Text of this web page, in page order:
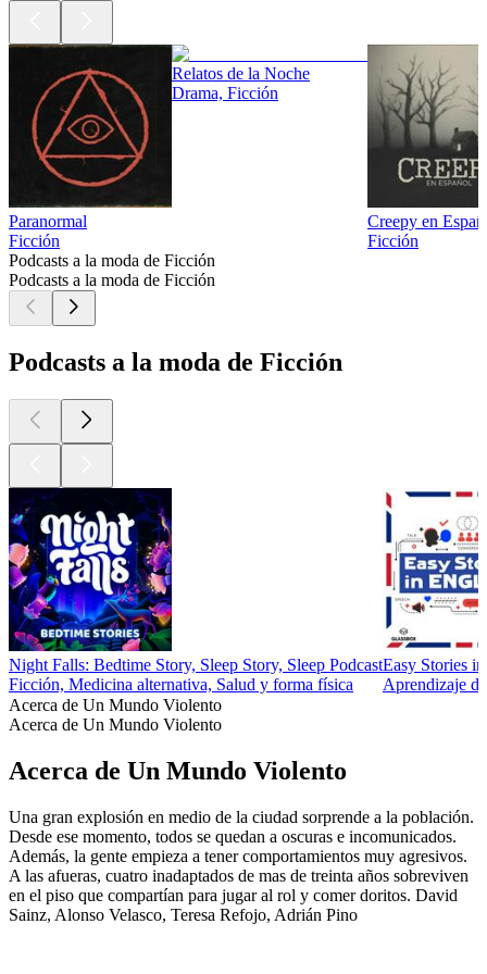
Paranormal
Ficción
Relatos de la Noche
Drama, Ficción
Creepy en
Ficción
Podcasts a la moda de Ficción
Podcasts a la moda de Ficción
Podcasts a la moda de Ficción
Night Falls: Bedtime Story, Sleep Story, Sleep Podcast
Ficción, Medicina alternativa, Salud y forma física
Easy Stories
Aprendizaje
Acerca de Un Mundo Violento
Acerca de Un Mundo Violento
Acerca de Un Mundo Violento
Una gran explosión en medio de la ciudad sorprende a la población.
Desde ese momento, todos se quedan a oscuras e incomunicados.
Además, la gente empieza a tener comportamientos muy agresivos.
A las afueras, cuatro inadaptados de mas de treinta años sobreviven
en el piso que compartían para jugar al rol y comer doritos. David
Sainz, Alonso Velasco, Teresa Refojo, Adrián Pino